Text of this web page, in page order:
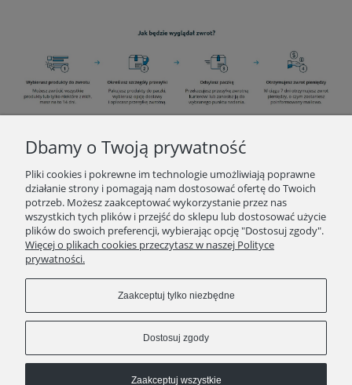
INFORMACJE
O ZAKUPACH
KONTAKT
Pokaż pełną wersję strony
Dbamy o Twoją prywatność
Pliki cookies i pokrewne im technologie umożliwiają poprawne
działanie strony i pomagają nam dostosować ofertę do Twoich
potrzeb. Możesz zaakceptować wykorzystanie przez nas
wszystkich tych plików i przejść do sklepu lub dostosować użycie
plików do swoich preferencji, wybierając opcję "Dostosuj zgody".
Więcej o plikach cookies przeczytasz w naszej Polityce
prywatności.
Zaakceptuj tylko niezbędne
Dostosuj zgody
Zaakceptuj wszystkie